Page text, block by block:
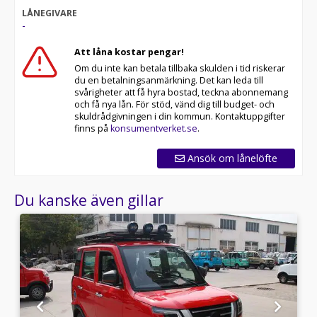
LÅNEGIVARE
-
Att låna kostar pengar!
Om du inte kan betala tillbaka skulden i tid riskerar
du en betalningsanmärkning. Det kan leda till
svårigheter att få hyra bostad, teckna abonnemang
och få nya lån. För stöd, vänd dig till budget- och
skuldrådgivningen i din kommun. Kontaktuppgifter
finns på konsumentverket.se.
Ansök om lånelöfte
Du kanske även gillar